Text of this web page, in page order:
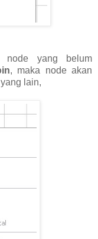
node yang belum
, maka node akan
lain,